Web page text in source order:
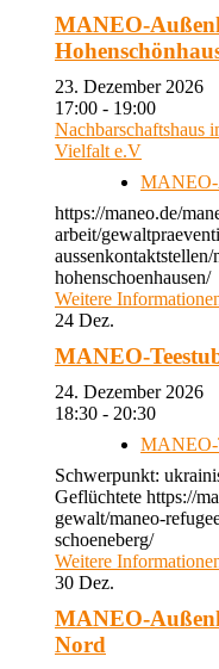
MANEO-
23. Dezember 2026
17:00 - 19:00
Nachbarschaftshaus
Vielfalt e.V
MANEO-
https://maneo.de/
arbeit/
hohenschoenhausen/
Weitere
24 Dez.
MANEO-
24. Dezember 2026
18:30 - 20:30
MANEO-
Schwerpunkt:
Geflüchtete https://
gewalt/maneo-
schoeneberg/
Weitere
30 Dez.
MANEO-
Nord